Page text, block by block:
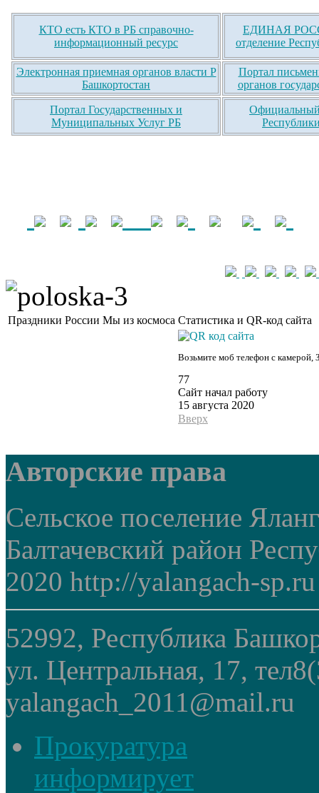
КТО есть КТО в РБ справочно-
информационный ресурс
ЕДИНАЯ
отделение
Электронная приемная органов власти Р
Башкортостан
Портал
органов
Портал Государственных и
Муниципальных Услуг РБ
Официальный
Праздники России Мы из космоса Статистика и QR-код сайта
Возьмите моб телефон с камерой,
77
Сайт начал работу
15 августа 2020
Вверх
Авторские права
Сельское поселение
Балтачевский район
2020 http://yalangach-sp.ru
52992, Республика
ул. Центральная, 17,
yalangach_2011@mail.ru
Прокуратура
информирует